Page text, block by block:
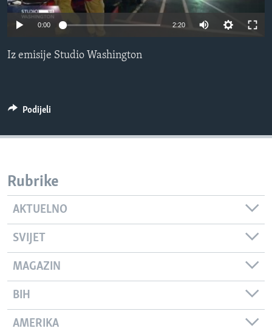
MAGAZIN
O GLASU AMERIKE
Learning English
0:00 2:20
Iz emisije Studio Washington
Podijeli
Rubrike
AKTUELNO
SVIJET
MAGAZIN
BIH
AMERIKA